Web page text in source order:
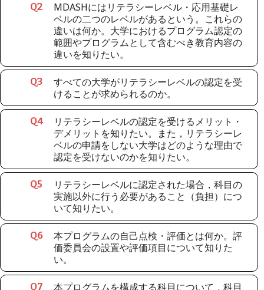
Q2
MDASHにはリテラシーレベル・応用基礎レ
ベルの二つのレベルがあるという。これらの
違いは何か。大学におけるプログラム認定の
範囲やプログラムとして含むべき教育内容の
違いを知りたい。
Q3
すべての大学がリテラシーレベルの認定を受
けることが求められるのか。
Q4
リテラシーレベルの認定を受けるメリット・
デメリットを知りたい。また，リテラシーレ
ベルの申請をしない大学はどのような理由で
認定を受けないのかを知りたい。
Q5
リテラシーレベルに認定された場合，科目の
実施以外に行う必要があること（負担）につ
いて知りたい。
Q6
本プログラムの自己点検・評価とは何か。評
価委員会の設置や評価項目について知りた
い。
Q7
本プログラムを構成する科目について，科目